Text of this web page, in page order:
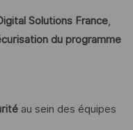
Solutions France,
du programme
au sein des équipes